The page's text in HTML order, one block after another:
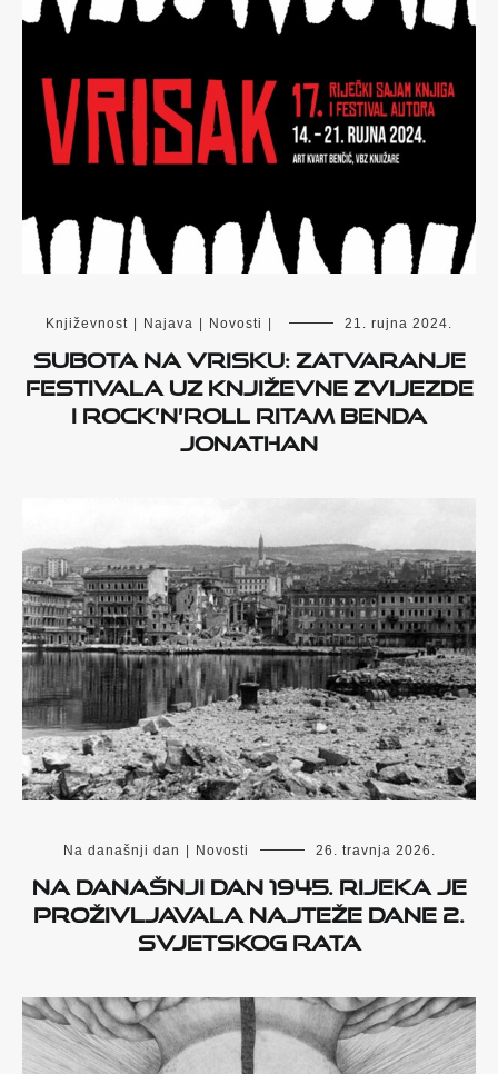
Književnost Najava Novosti 21. rujna 2024.
Subota na Vrisku: zatvaranje
festivala uz književne zvijezde
i rock’n’roll ritam benda
Jonathan
Na današnji dan Novosti 26. travnja 2026.
Na današnji dan 1945. Rijeka je
proživljavala najteže dane 2.
svjetskog rata